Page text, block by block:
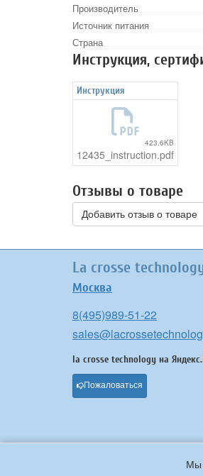
Мы
Производитель
Источник питания
Страна
Инструкция,
Инструкция
423.6KB
12435_instruction.pdf
Отзывы о товаре
Добавить отзыв о товаре
La crosse
Москва
8(495)989-51-22
la crosse technology на Яндекс.
Пожаловаться